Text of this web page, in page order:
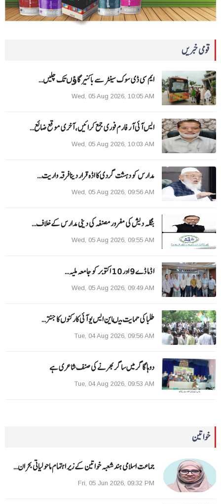
قومی خبریں
ایم سی ڈی سوک سینٹر سے باکنیر گاﺅں تک چلیں…
Wed, 05 Aug 2026, 10:05 AM
ایس آئی آر فارم فوری جمع کرائیں، آخری موقع ضائع…
Wed, 05 Aug 2026, 10:03 AM
مدارس کو دہشت گردی کا اڈہ قرار دینا فرقہ واریت…
Wed, 05 Aug 2026, 09:56 AM
بنگلہ دیش کی مفرور مصنفہ کی دینی مدارس کے خلاف…
Wed, 05 Aug 2026, 09:55 AM
ا ڈما ڈے 9 اور 10 اکتوبر کو جامعہ ملیہ…
Wed, 05 Aug 2026, 09:49 AM
طلبا کی حمایت میںاین ایس یو آئی کارکنوں کا جنتر…
Tue, 04 Aug 2026, 09:56 AM
دوہا گاگر میں ساگر بھرنے کی صنف شاعری ہے
Tue, 04 Aug 2026, 09:53 AM
خواتین
جماعت اسلامی ہند شعبہ خواتین کے زیر اہتمام ماحولیاتی بحران…
Fri, 05 Jun 2026, 09:32 PM